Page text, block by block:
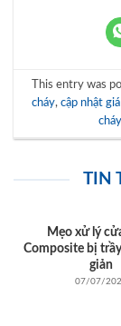
This entry was
cháy, cập nhật
cháy
TIN
Mẹo xử lý
Composite bị
giản
07/07/